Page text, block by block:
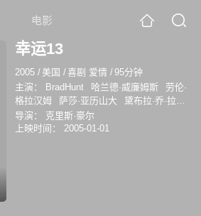
电影
幸运13
2005 / 美国 /喜剧 爱情 /95分钟
主演：
BradHunt 哈兰德·威廉姆斯
劳伦·
格拉汉姆
萨莎·亚历山大
黛布拉·乔·拉普
约翰·多伊
凯莉·库柯
爱沃·卡拉丹
Eric Swelstad
导演：
克里斯·豪尔
上映时间：
2005-01-01